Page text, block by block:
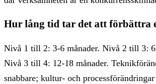
Hur lång tid tar det att förbättra
Nivå 1 till 2: 3-6 månader. Nivå 2 till 3:
Nivå 3 till 4: 12-18 månader.
snabbare; kultur- och